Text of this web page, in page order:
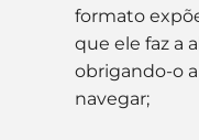
formato
que ele faz a
obrigando-o
navegar;